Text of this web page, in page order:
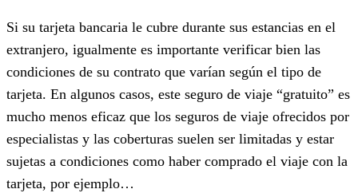
Si su tarjeta bancaria le cubre durante sus estancias en el
extranjero, igualmente es importante verificar bien las
condiciones de su contrato que varían según el tipo de
tarjeta. En algunos casos, este seguro de viaje “gratuito” es
mucho menos eficaz que los seguros de viaje ofrecidos por
especialistas y las coberturas suelen ser limitadas y estar
sujetas a condiciones como haber comprado el viaje con la
tarjeta, por ejemplo…